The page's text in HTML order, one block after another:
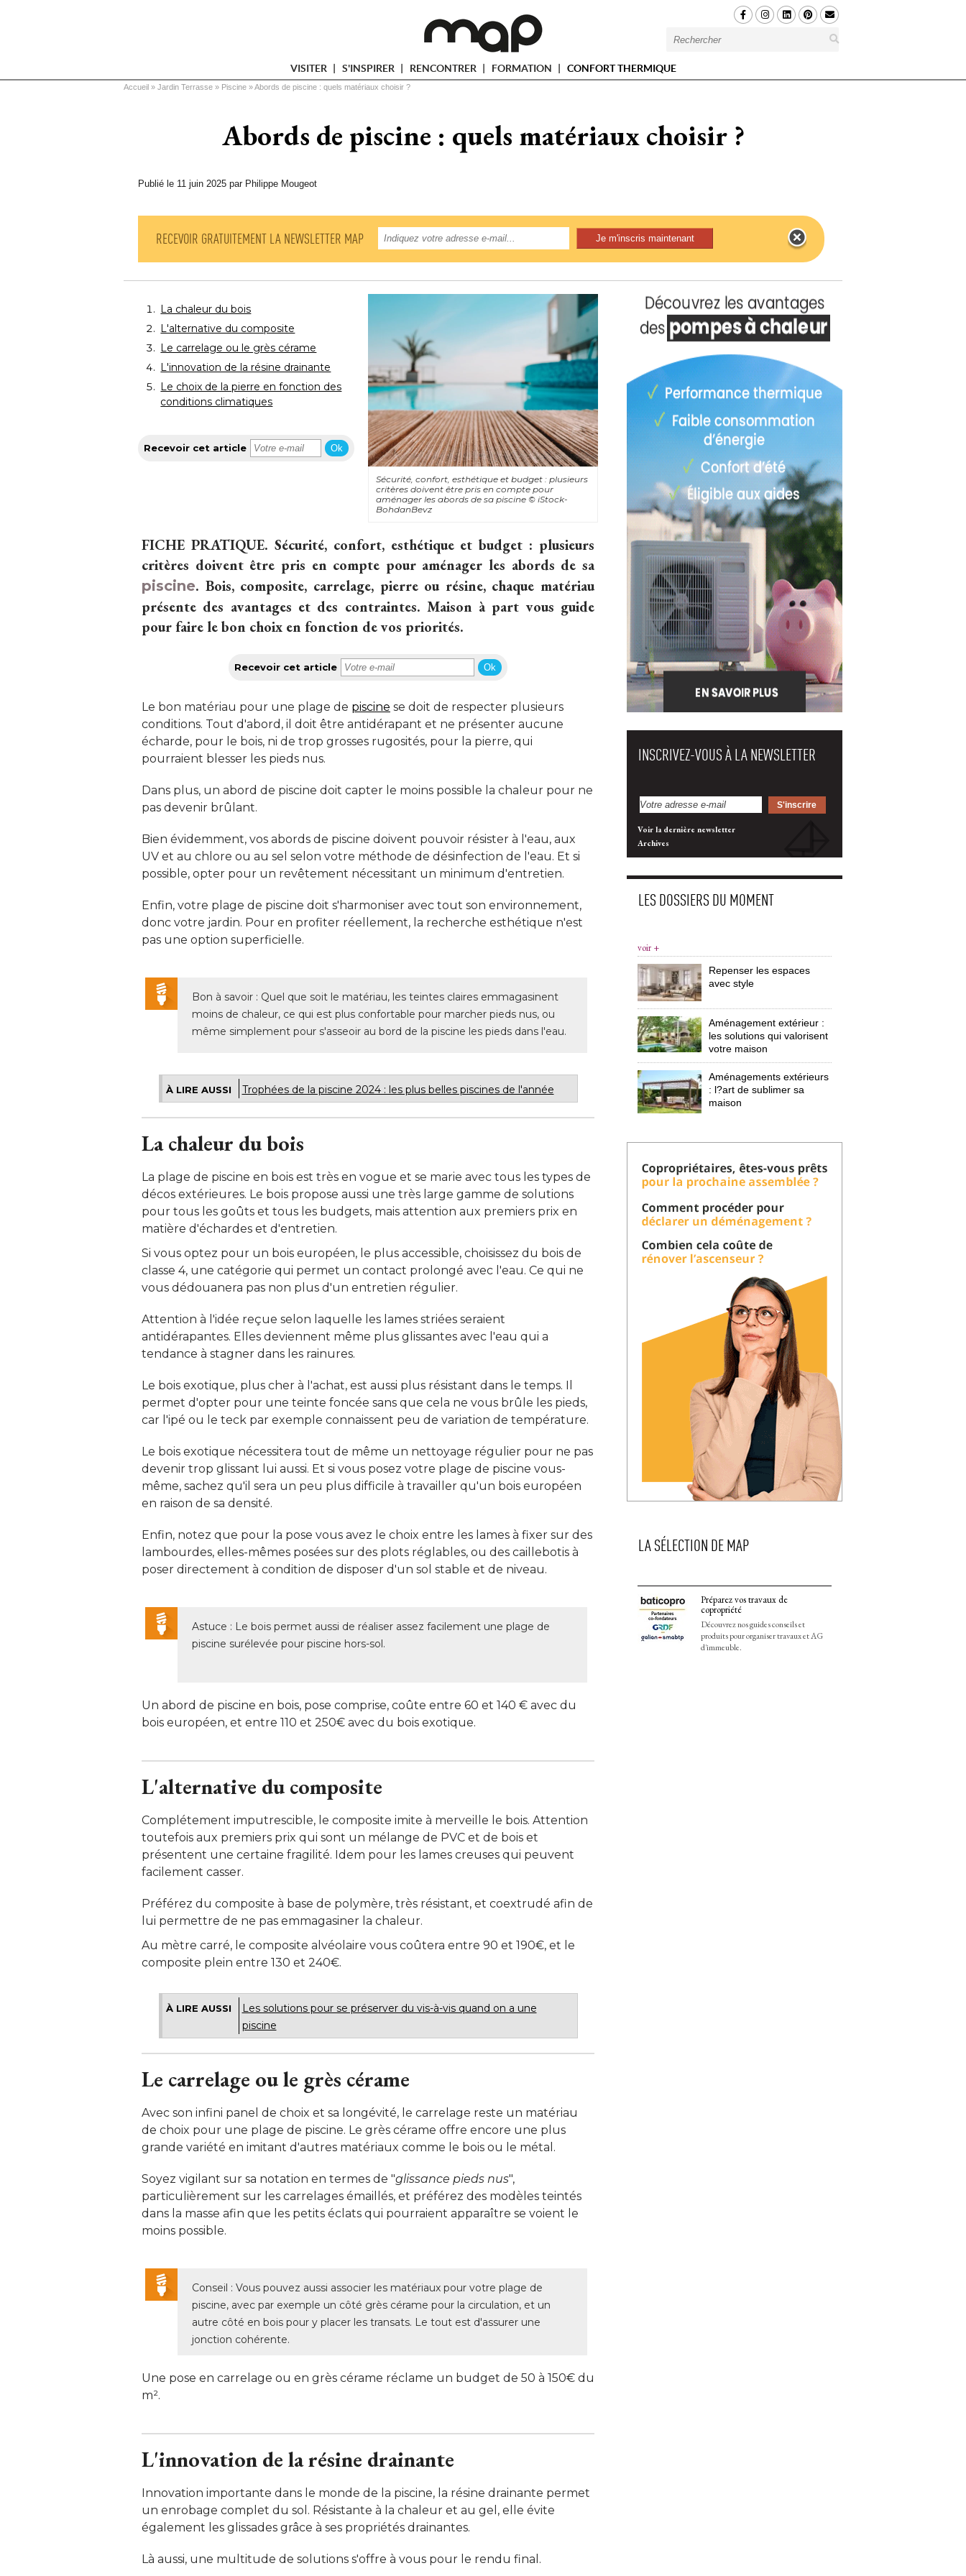
VISITER S'INSPIRER RENCONTRER FORMATION CONFORT THERMIQUE
Vous êtes ici
Accueil » Jardin Terrasse » Piscine » Abords de piscine : quels matériaux choisir ?
Abords de piscine : quels matériaux choisir ?
Publié le 11 juin 2025 par Philippe Mougeot
RECEVOIR GRATUITEMENT LA NEWSLETTER MAP
Sécurité, confort, esthétique et budget : plusieurs
critères doivent être pris en compte pour
aménager les abords de sa piscine © iStock-
BohdanBevz
La chaleur du bois
L'alternative du composite
Le carrelage ou le grès cérame
L'innovation de la résine drainante
Le choix de la pierre en fonction des
conditions climatiques
Recevoir cet article Ok
FICHE PRATIQUE. Sécurité, confort, esthétique et budget : plusieurs
critères doivent être pris en compte pour aménager les abords de sa
piscine. Bois, composite, carrelage, pierre ou résine, chaque matériau
présente des avantages et des contraintes. Maison à part vous guide
pour faire le bon choix en fonction de vos priorités.
Recevoir cet article Ok
Le bon matériau pour une plage de piscine se doit de respecter plusieurs
conditions. Tout d'abord, il doit être antidérapant et ne présenter aucune
écharde, pour le bois, ni de trop grosses rugosités, pour la pierre, qui
pourraient blesser les pieds nus.
Dans plus, un abord de piscine doit capter le moins possible la chaleur pour ne
pas devenir brûlant.
Bien évidemment, vos abords de piscine doivent pouvoir résister à l'eau, aux
UV et au chlore ou au sel selon votre méthode de désinfection de l'eau. Et si
possible, opter pour un revêtement nécessitant un minimum d'entretien.
Enfin, votre plage de piscine doit s'harmoniser avec tout son environnement,
donc votre jardin. Pour en profiter réellement, la recherche esthétique n'est
pas une option superficielle.
Bon à savoir : Quel que soit le matériau, les teintes claires emmagasinent
moins de chaleur, ce qui est plus confortable pour marcher pieds nus, ou
même simplement pour s'asseoir au bord de la piscine les pieds dans l'eau.
À LIRE AUSSI Trophées de la piscine 2024 : les plus belles piscines de l'année
La chaleur du bois
La plage de piscine en bois est très en vogue et se marie avec tous les types de
décos extérieures. Le bois propose aussi une très large gamme de solutions
pour tous les goûts et tous les budgets, mais attention aux premiers prix en
matière d'échardes et d'entretien.
Si vous optez pour un bois européen, le plus accessible, choisissez du bois de
classe 4, une catégorie qui permet un contact prolongé avec l'eau. Ce qui ne
vous dédouanera pas non plus d'un entretien régulier.
Attention à l'idée reçue selon laquelle les lames striées seraient
antidérapantes. Elles deviennent même plus glissantes avec l'eau qui a
tendance à stagner dans les rainures.
Le bois exotique, plus cher à l'achat, est aussi plus résistant dans le temps. Il
permet d'opter pour une teinte foncée sans que cela ne vous brûle les pieds,
car l'ipé ou le teck par exemple connaissent peu de variation de température.
Le bois exotique nécessitera tout de même un nettoyage régulier pour ne pas
devenir trop glissant lui aussi. Et si vous posez votre plage de piscine vous-
même, sachez qu'il sera un peu plus difficile à travailler qu'un bois européen
en raison de sa densité.
Enfin, notez que pour la pose vous avez le choix entre les lames à fixer sur des
lambourdes, elles-mêmes posées sur des plots réglables, ou des caillebotis à
poser directement à condition de disposer d'un sol stable et de niveau.
Astuce : Le bois permet aussi de réaliser assez facilement une plage de
piscine surélevée pour piscine hors-sol.
Un abord de piscine en bois, pose comprise, coûte entre 60 et 140 € avec du
bois européen, et entre 110 et 250€ avec du bois exotique.
L'alternative du composite
Complétement imputrescible, le composite imite à merveille le bois. Attention
toutefois aux premiers prix qui sont un mélange de PVC et de bois et
présentent une certaine fragilité. Idem pour les lames creuses qui peuvent
facilement casser.
Préférez du composite à base de polymère, très résistant, et coextrudé afin de
lui permettre de ne pas emmagasiner la chaleur.
Au mètre carré, le composite alvéolaire vous coûtera entre 90 et 190€, et le
composite plein entre 130 et 240€.
À LIRE AUSSI
Les solutions pour se préserver du vis-à-vis quand on a une
piscine
Le carrelage ou le grès cérame
Avec son infini panel de choix et sa longévité, le carrelage reste un matériau
de choix pour une plage de piscine. Le grès cérame offre encore une plus
grande variété en imitant d'autres matériaux comme le bois ou le métal.
Soyez vigilant sur sa notation en termes de "glissance pieds nus",
particulièrement sur les carrelages émaillés, et préférez des modèles teintés
dans la masse afin que les petits éclats qui pourraient apparaître se voient le
moins possible.
Conseil : Vous pouvez aussi associer les matériaux pour votre plage de
piscine, avec par exemple un côté grès cérame pour la circulation, et un
autre côté en bois pour y placer les transats. Le tout est d'assurer une
jonction cohérente.
Une pose en carrelage ou en grès cérame réclame un budget de 50 à 150€ du
m².
L'innovation de la résine drainante
Innovation importante dans le monde de la piscine, la résine drainante permet
un enrobage complet du sol. Résistante à la chaleur et au gel, elle évite
également les glissades grâce à ses propriétés drainantes.
Là aussi, une multitude de solutions s'offre à vous pour le rendu final.
INSCRIVEZ-VOUS À LA NEWSLETTER
Voir la dernière newsletter
Archives
LES DOSSIERS DU MOMENT
voir +
Repenser les espaces
avec style
Aménagement extérieur :
les solutions qui valorisent
votre maison
Aménagements extérieurs
: l?art de sublimer sa
maison
LA SÉLECTION DE MAP
Préparez vos travaux de
copropriété
Découvrez nos guides conseils et
produits pour organiser travaux et AG
d'immeuble.